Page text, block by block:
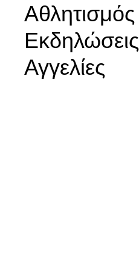
Αθλητισμός
Εκδηλώσεις
Αγγελίες